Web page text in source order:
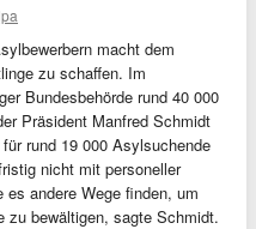
macht dem
zu schaffen. Im
Bundesbehörde rund 40 000
Präsident Manfred Schmidt
rund 19 000 Asylsuchende
nicht mit personeller
andere Wege finden, um
zu bewältigen, sagte Schmidt.